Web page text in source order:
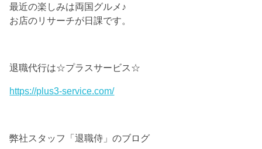
最近の楽しみは両国グルメ♪
お店のリサーチが日課です。
退職代行は☆プラスサービス☆
https://plus3-service.com/
弊社スタッフ「退職侍」のブログ